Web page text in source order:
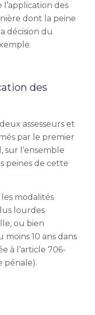
des
dont la peine
décision du
des
assesseurs et
par le premier
sur l’ensemble
peines de cette
modalités
lourdes
ou bien
moins 10 ans dans
à l’article 706-
pénale).